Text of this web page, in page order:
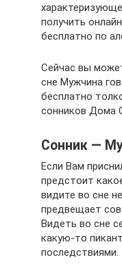
получить
бесплатно по
Сейчас вы
сне Мужчина
бесплатно
сонников Дома
Сонник —
Если Вам
предстоит
видите во сне
предвещает
Видеть во сне
какую-то
последствиями.